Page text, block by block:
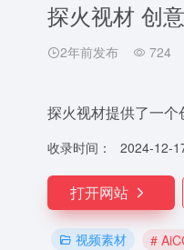
探火视材 创
2年前发布 724
探火视材提供了一个
收录时间： 2024-12-
打开网站
视频素材 #